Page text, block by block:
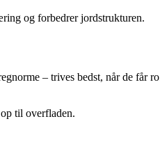
og forbedrer jordstrukturen.
– trives bedst, når de får
til overfladen.